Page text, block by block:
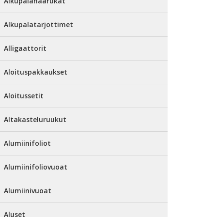
Alkupalatarjottimet
Alligaattorit
Aloituspakkaukset
Aloitussetit
Altakasteluruukut
Alumiinifoliot
Alumiinifoliovuoat
Alumiinivuoat
Aluset